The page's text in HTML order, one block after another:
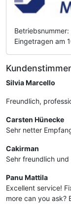
Eingetragen am
Silvia Marcello
Freundlich,
Carsten Hünecke
Sehr netter
Cakirman
Sehr freundlich und
Panu Mattila
Excellent service!
more can you ask?